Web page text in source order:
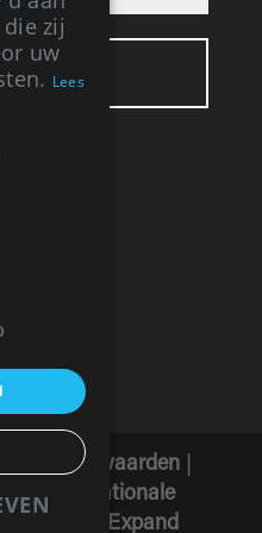
voorwaarden|
|Internationale
Expand
zij
uw
Lees